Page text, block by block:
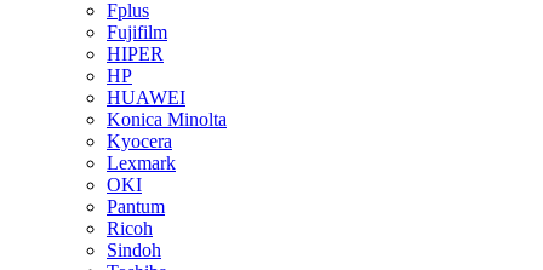
Fplus
Fujifilm
HIPER
HP
HUAWEI
Konica Minolta
Kyocera
Lexmark
OKI
Pantum
Ricoh
Sindoh